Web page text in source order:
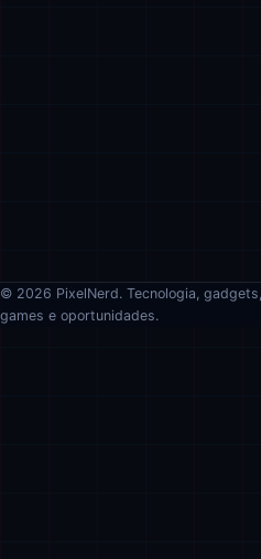
© 2026 PixelNerd. Tecnologia,
games e oportunidades.